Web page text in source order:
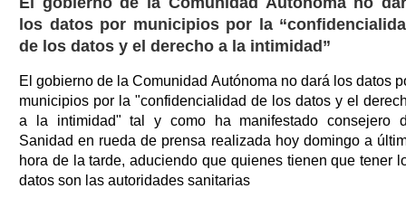
los datos por municipios por la
de los datos y el derecho a la intimidad”
El gobierno de la Comunidad Autónoma no dará los datos
municipios por la "confidencialidad de los datos y el
a la intimidad" tal y como ha manifestado consejero
Sanidad en rueda de prensa realizada hoy domingo a
hora de la tarde, aduciendo que quienes tienen que tener
datos son las autoridades sanitarias